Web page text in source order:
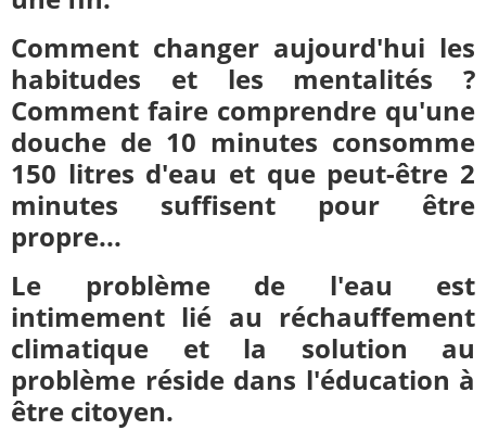
Comment changer aujourd'hui les
habitudes et les mentalités ?
Comment faire comprendre qu'une
douche de 10 minutes consomme
150 litres d'eau et que peut-être 2
minutes suffisent pour être
propre...
Le problème de l'eau est
intimement lié au réchauffement
climatique et la solution au
problème réside dans l'éducation à
être citoyen.